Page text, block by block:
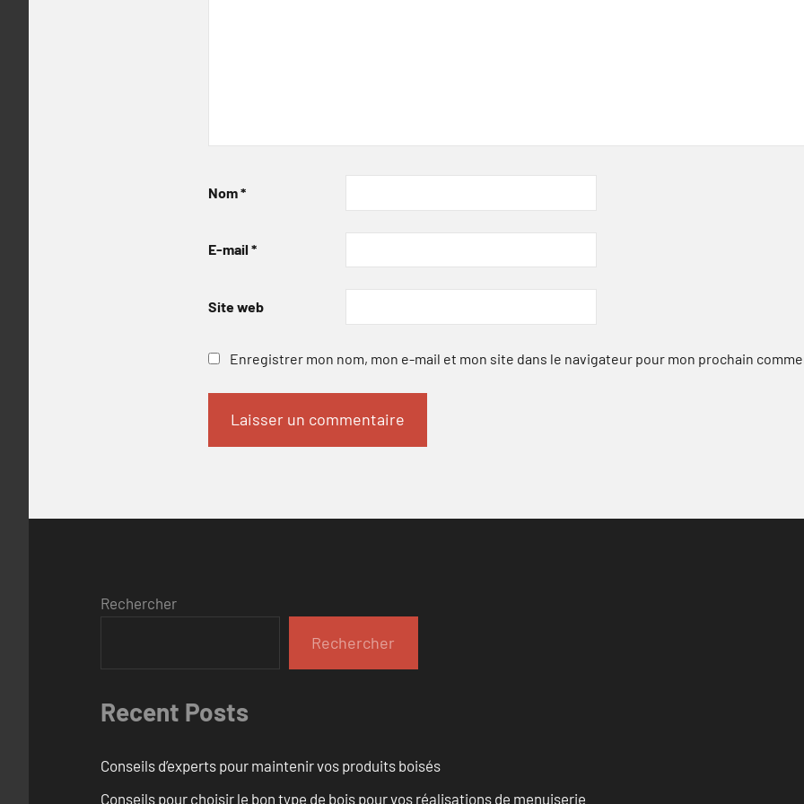
Nom*
E-mail *
Site web
Enregistrer mon nom, mon e-mail et mon site dans le navigateur pour mon prochain
Rechercher
Rechercher
Recent Posts
Conseils d’experts pour maintenir vos produits boisés
Conseils pour choisir le bon type de bois pour vos réalisations de menuiserie